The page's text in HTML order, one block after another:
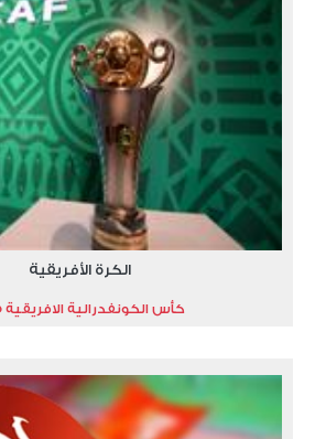
الكرة الأفريقية
كأس الكونفدرالية الافريقية 2025